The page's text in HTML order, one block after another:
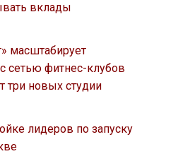
вклады
масштабирует
сетью фитнес-клубов
три новых студии
лидеров по запуску